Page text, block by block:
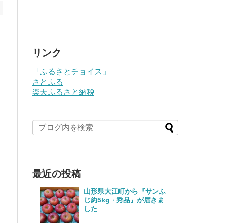
リンク
「ふるさとチョイス」
さとふる
楽天ふるさと納税
最近の投稿
山形県大江町から『サンふ
じ約5kg・秀品』が届きま
した